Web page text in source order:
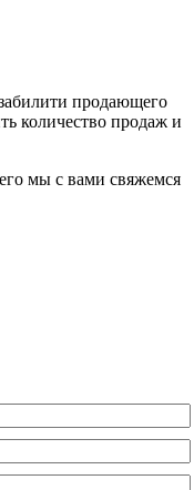
продающего
количество продаж и
мы с вами свяжемся